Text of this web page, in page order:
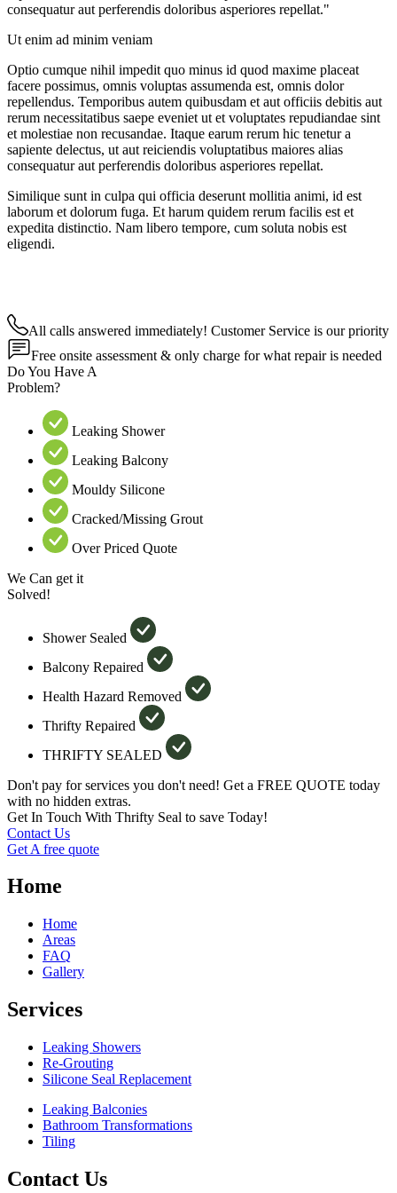
consequatur aut perferendis doloribus asperiores repellat."
Ut enim ad minim veniam
Optio cumque nihil impedit quo minus id quod maxime placeat
facere possimus, omnis voluptas assumenda est, omnis dolor
repellendus. Temporibus autem quibusdam et aut officiis debitis aut
rerum necessitatibus saepe eveniet ut et voluptates repudiandae sint
et molestiae non recusandae. Itaque earum rerum hic tenetur a
sapiente delectus, ut aut reiciendis voluptatibus maiores alias
consequatur aut perferendis doloribus asperiores repellat.
Similique sunt in culpa qui officia deserunt mollitia animi, id est
laborum et dolorum fuga. Et harum quidem rerum facilis est et
expedita distinctio. Nam libero tempore, cum soluta nobis est
eligendi.
All calls answered immediately! Customer Service is our priority
Free onsite assessment & only charge for what repair is needed
Do You Have A
Problem?
Leaking Shower
Leaking Balcony
Mouldy Silicone
Cracked/Missing Grout
Over Priced Quote
We Can get it
Solved!
Shower Sealed
Balcony Repaired
Health Hazard Removed
Thrifty Repaired
THRIFTY SEALED
Don't pay for services you don't need! Get a FREE QUOTE today
with no hidden extras.
Get In Touch With Thrifty Seal to save Today!
Contact Us
Get A free quote
Home
Home
Areas
FAQ
Gallery
Services
Leaking Showers
Re-Grouting
Silicone Seal Replacement
Leaking Balconies
Bathroom Transformations
Tiling
Contact Us